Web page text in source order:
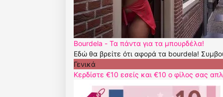
Bourdela - Τα πάντα για τα μπουρδέλα!
Εδώ θα βρείτε ότι αφορά τα bourdela!
Γενικά
Κερδίστε €10 εσείς και €10 ο φίλος σας